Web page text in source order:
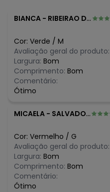
O preço apresentado
algum dia do mês, para o
agosto/2026
julho/2026
junho/2026
março/2026
BIANCA - RIBEIRAO DE SAO DOMINGOS - MG
Cor: Verde / M
Avaliação geral do produto:
Largura: Bom
Comprimento: Bom
Comentário:
Ótimo
MICAELA - SALVADOR - BA
Cor: Vermelho / G
Avaliação geral do produto:
Largura: Bom
Comprimento: Bom
Comentário:
Ótimo